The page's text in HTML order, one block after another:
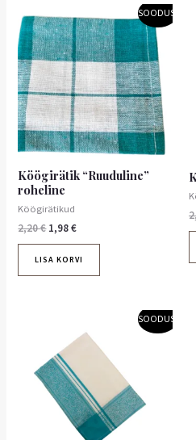
SOODUS!
Köögirätik “Ruuduline”
roheline
Köögirätikud
2,20€
hind
oli:
2,20 €.
1,98€
hind
on:
1,98 €.
LISA KORVI
SOODUS!
3,00 €.
hind
on:
2,70 €.